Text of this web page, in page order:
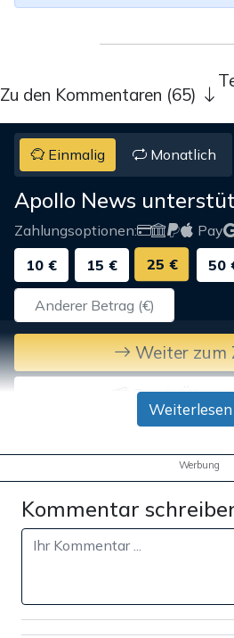
Zu den Kommentaren (65)
Einmalig Monatlich
Apollo News
Zahlungsoptionen: Pay
10 €
15 € 25 € 50
Weiter zum
Bank-
Weiterlesen
Werbung
Kommentar